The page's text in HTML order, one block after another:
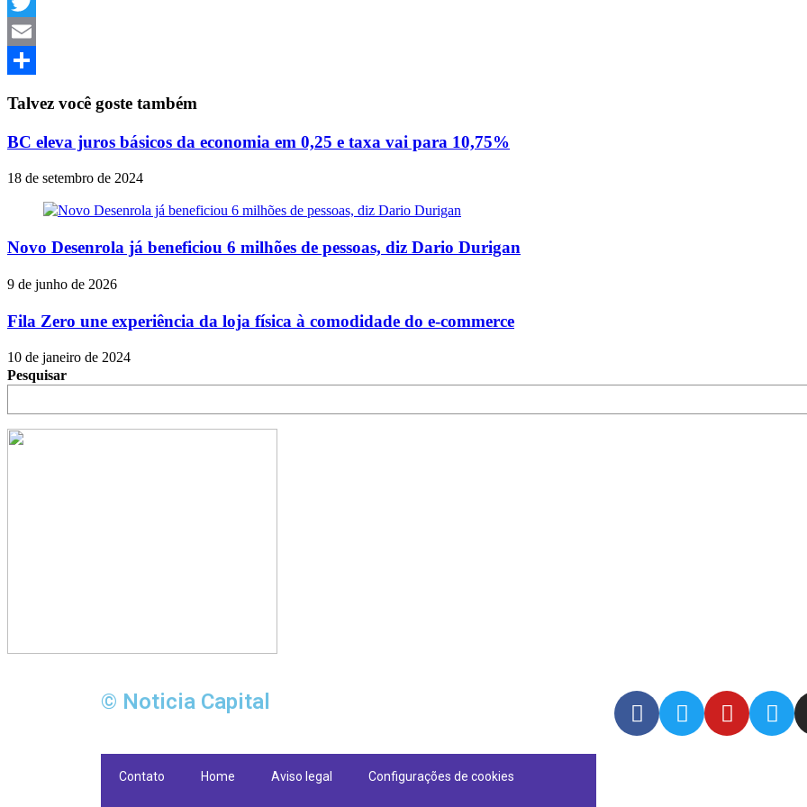
Twitter
Email
Talvez você goste também
BC eleva juros básicos da economia em 0,25 e taxa vai para 10,75%
18 de setembro de 2024
Novo Desenrola já beneficiou 6 milhões de pessoas, diz Dario Durigan
9 de junho de 2026
Fila Zero une experiência da loja física à comodidade do e-commerce
10 de janeiro de 2024
Pesquisar
© Noticia Capital
Contato Home Aviso legal Configurações de cookies